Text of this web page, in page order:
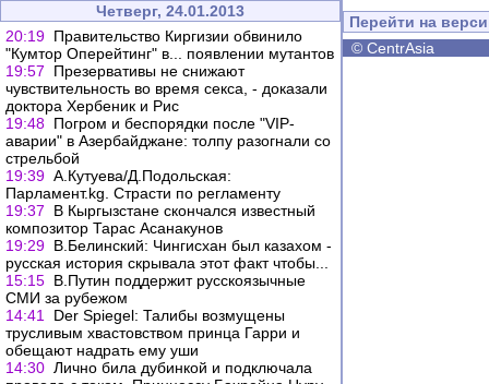
Четверг, 24.01.2013
20:19 Правительство Киргизии обвинило
"Кумтор Оперейтинг" в... появлении мутантов
19:57
Презервативы не снижают
чувствительность во время секса, - доказали
доктора Хербеник и Рис
19:48 Погром и беспорядки после "VIP-
аварии" в Азербайджане: толпу разогнали со
стрельбой
19:39 А.Кутуева/Д.Подольская:
Парламент.kg. Страсти по регламенту
19:37
В Кыргызстане скончался известный
композитор Тарас Асанакунов
19:29 В.Белинский: Чингисхан был казахом -
русская история скрывала этот факт чтобы...
15:15 В.Путин поддержит русскоязычные
СМИ за рубежом
14:41
Der Spiegel: Талибы возмущены
трусливым хвастовством принца Гарри и
обещают надрать ему уши
14:30 Лично била дубинкой и подключала
Перейти на
© CentrAsia